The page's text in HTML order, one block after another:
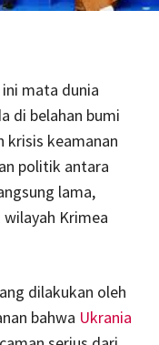
mata dunia
di belahan bumi
krisis keamanan
politik antara
lama,
Krimea
dilakukan oleh
bahwa Ukrania